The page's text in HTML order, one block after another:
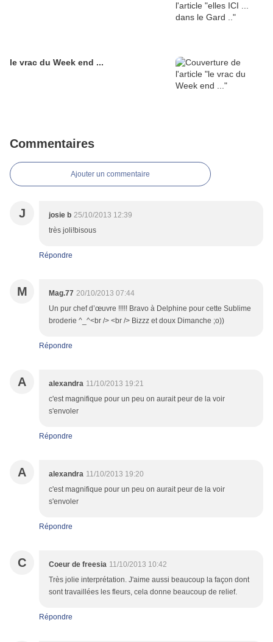
le vrac du Week end ...
Commentaires
Ajouter un commentaire
J josie b 25/10/2013 12:39
très joli!bisous
Répondre
M Mag.77 20/10/2013 07:44
Un pur chef d’œuvre !!!!! Bravo à Delphine pour cette Sublime
broderie ^_^<br /> <br /> Bizzz et doux Dimanche ;o))
Répondre
A alexandra 11/10/2013 19:21
c'est magnifique pour un peu on aurait peur de la voir
s'envoler
Répondre
A alexandra 11/10/2013 19:20
c'est magnifique pour un peu on aurait peur de la voir
s'envoler
Répondre
C Coeur de freesia 11/10/2013 10:42
Très jolie interprétation. J'aime aussi beaucoup la façon dont
sont travaillées les fleurs, cela donne beaucoup de relief.
Répondre